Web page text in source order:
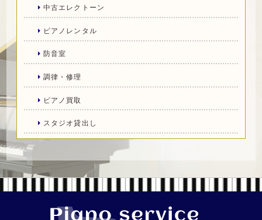
中古エレクトーン
ピアノレンタル
防音室
調律・修理
ピアノ買取
スタジオ貸出し